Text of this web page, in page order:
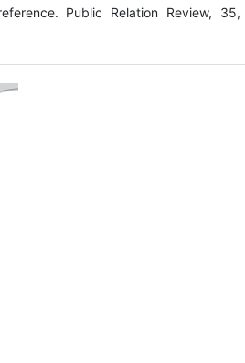
Public Relation Review, 35,